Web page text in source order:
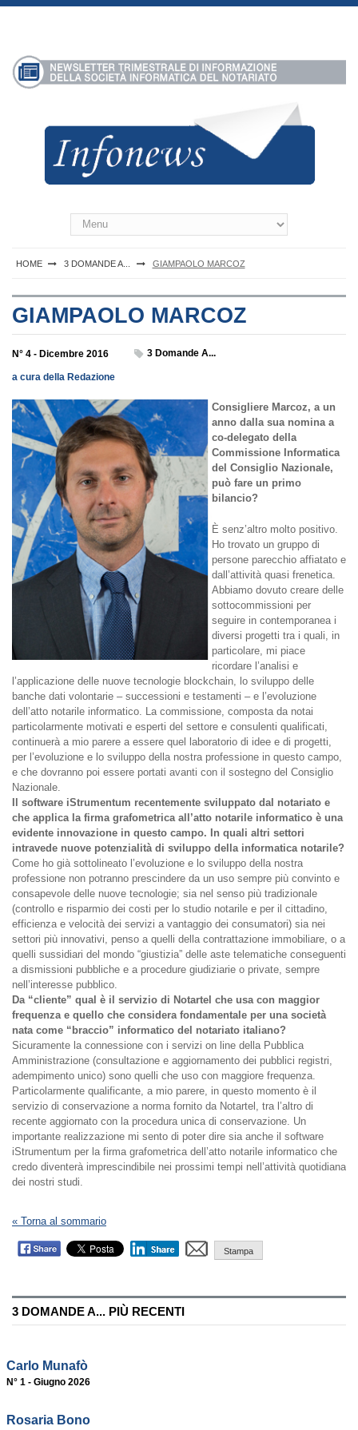
HOME 3 DOMANDE A... GIAMPAOLO MARCOZ
GIAMPAOLO MARCOZ
N° 4 - Dicembre 2016 3 Domande A...
a cura della Redazione
Consigliere Marcoz, a un
anno dalla sua nomina a
co-delegato della
Commissione Informatica
del Consiglio Nazionale,
può fare un primo
bilancio?
È senz’altro molto positivo.
Ho trovato un gruppo di
persone parecchio affiatato e
dall’attività quasi frenetica.
Abbiamo dovuto creare delle
sottocommissioni per
seguire in contemporanea i
diversi progetti tra i quali, in
particolare, mi piace
ricordare l’analisi e
l’applicazione delle nuove tecnologie blockchain, lo sviluppo delle
banche dati volontarie – successioni e testamenti – e l’evoluzione
dell’atto notarile informatico. La commissione, composta da notai
particolarmente motivati e esperti del settore e consulenti qualificati,
continuerà a mio parere a essere quel laboratorio di idee e di progetti,
per l’evoluzione e lo sviluppo della nostra professione in questo campo,
e che dovranno poi essere portati avanti con il sostegno del Consiglio
Nazionale.
Il software iStrumentum recentemente sviluppato dal notariato e
che applica la firma grafometrica all’atto notarile informatico è una
evidente innovazione in questo campo. In quali altri settori
intravede nuove potenzialità di sviluppo della informatica notarile?
Come ho già sottolineato l’evoluzione e lo sviluppo della nostra
professione non potranno prescindere da un uso sempre più convinto e
consapevole delle nuove tecnologie; sia nel senso più tradizionale
(controllo e risparmio dei costi per lo studio notarile e per il cittadino,
efficienza e velocità dei servizi a vantaggio dei consumatori) sia nei
settori più innovativi, penso a quelli della contrattazione immobiliare, o a
quelli sussidiari del mondo “giustizia” delle aste telematiche conseguenti
a dismissioni pubbliche e a procedure giudiziarie o private, sempre
nell’interesse pubblico.
Da “cliente” qual è il servizio di Notartel che usa con maggior
frequenza e quello che considera fondamentale per una società
nata come “braccio” informatico del notariato italiano?
Sicuramente la connessione con i servizi on line della Pubblica
Amministrazione (consultazione e aggiornamento dei pubblici registri,
adempimento unico) sono quelli che uso con maggiore frequenza.
Particolarmente qualificante, a mio parere, in questo momento è il
servizio di conservazione a norma fornito da Notartel, tra l’altro di
recente aggiornato con la procedura unica di conservazione. Un
importante realizzazione mi sento di poter dire sia anche il software
iStrumentum per la firma grafometrica dell’atto notarile informatico che
credo diventerà imprescindibile nei prossimi tempi nell’attività quotidiana
dei nostri studi.
« Torna al sommario
Stampa
3 DOMANDE A... PIÙ RECENTI
Carlo Munafò
N° 1 - Giugno 2026
Rosaria Bono